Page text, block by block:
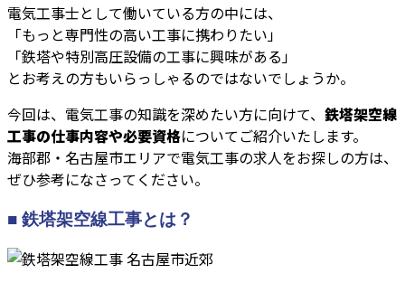
電気工事士として働いている方の中には、
「もっと専門性の高い工事に携わりたい」
「鉄塔や特別高圧設備の工事に興味がある」
とお考えの方もいらっしゃるのではないでしょうか。
今回は、電気工事の知識を深めたい方に向けて、 鉄塔架空線
工事の仕事内容や必要資格についてご紹介いたします。
海部郡・名古屋市エリアで電気工事の求人をお探しの方は、
ぜひ参考になさってください。
■ 鉄塔架空線工事とは？